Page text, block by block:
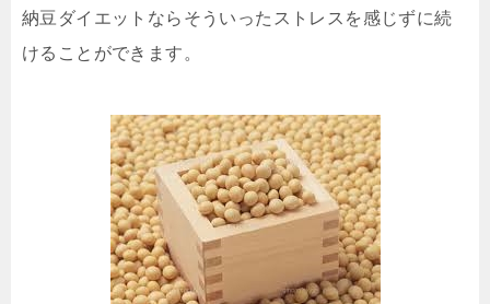
納豆ダイエットならそういったストレスを感じずに続
けることができます。